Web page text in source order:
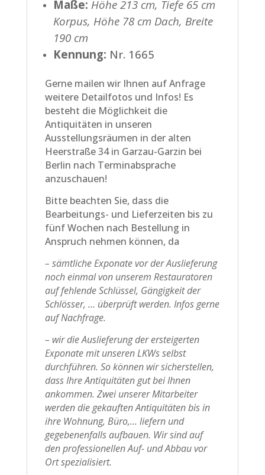
Maße: Höhe 213 cm, Tiefe 65 cm
Korpus, Höhe 78 cm Dach, Breite
190 cm
Kennung: Nr. 1665
Gerne mailen wir Ihnen auf Anfrage
weitere Detailfotos und Infos! Es
besteht die Möglichkeit die
Antiquitäten in unseren
Ausstellungsräumen in der alten
Heerstraße 34 in Garzau-Garzin bei
Berlin nach Terminabsprache
anzuschauen!
Bitte beachten Sie, dass die
Bearbeitungs- und Lieferzeiten bis zu
fünf Wochen nach Bestellung in
Anspruch nehmen können, da
– sämtliche Exponate vor der Auslieferung
noch einmal von unserem Restauratoren
auf fehlende Schlüssel, Gängigkeit der
Schlösser, … überprüft werden. Infos gerne
auf Nachfrage.
– wir die Auslieferung der ersteigerten
Exponate mit unseren LKWs selbst
durchführen. So können wir sicherstellen,
dass Ihre Antiquitäten gut bei Ihnen
ankommen. Zwei unserer Mitarbeiter
werden die gekauften Antiquitäten bis in
ihre Wohnung, Büro,… liefern und
gegebenenfalls aufbauen. Wir sind auf
den professionellen Auf- und Abbau vor
Ort spezialisiert.